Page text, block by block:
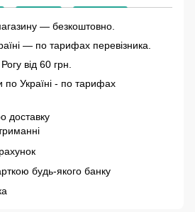
— безкоштовно.
— по тарифах перевізника.
від 60 грн.
по Україні - по тарифах
доставку
будь-якого банку